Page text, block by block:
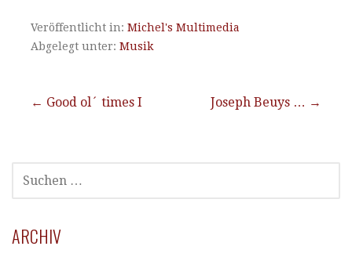
Veröffentlicht in: Michel's Multimedia
Abgelegt unter: Musik
Beitragsnavigation
← Good ol´ times I Joseph Beuys … →
SUCHEN
NACH:
ARCHIV